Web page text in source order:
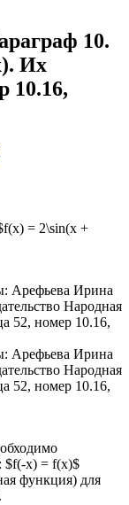
10.
Их
10.16,
= 2\sin(x +
$f(-x) = f(x)$
функция) для